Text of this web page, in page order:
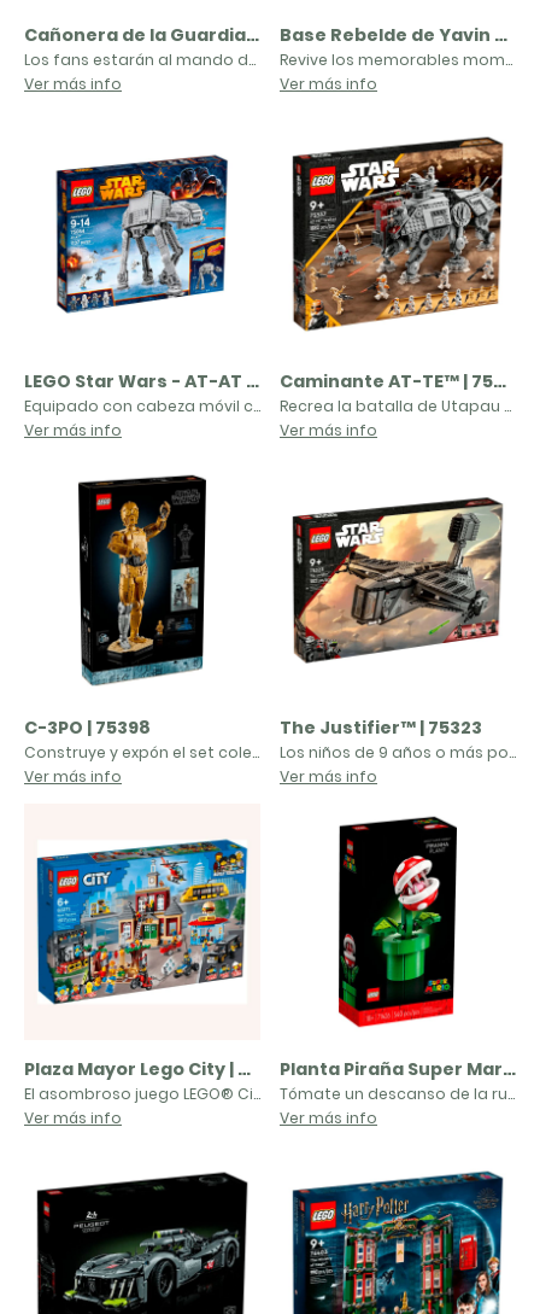
Cañonera de la Guardia de Coruscant | 75354
Los fans estarán al mando de sus propias misiones inspiradas en Star Wars: Las Guerras Clon con la Cañonera de la Guardia de Coruscant LEGO® (75354). Cuenta con 2 cabinas de pilotaje, 2 cañones que disparan, 2 cañones ajustables y un mango para hacerla volar. La escotilla trasera y el panel deslizante proporcionan fácil acceso a la cabina, con espacio para los soldados. El set, un fantástico regalo Star Wars™ para niños y niñas a partir de 9 años, incluye también 5 minifiguras LEGO (entre ellasel Comandante Fox, el Canciller Palpatine y Padmé Amidala), además de 3 pistolas bláster y 2 blásteres.
Ver más info
Base Rebelde de Yavin 4 | 75365
Revive los memorables momentos de Star Wars: Una Nueva Esperanza con el set de construcción LEGO® Base Rebelde de Yavin 4 (75365) para mayores de 8 años. Incluye una detallada sala de mando, una sala de reuniones de los pilotos, un escenario para la ceremonia de entrega de medallas, 2 cañones giratorios que disparan, un árbol construible con una torre de vigilancia elevable, un Ala-Y con 2 cañones automáticos y un carro de mantenimiento. Da vida escenas clásicas con 12 personajes LEGO Star Wars™, entre ellos una minifigura LEGO de Garven Dreis (Jefe Rojo), novedad en agosto de 2023, y una figura LEGO del droide R2-BHD, además de armas y accesorios, como medallas para otorgárselas a Luke Skywalker y Han Solo.
Ver más info
LEGO Star Wars - AT-AT | 75054
Equipado con cabeza móvil con cabina para dos pilotos, dos cañones automáticos, trampilla accionada por interruptor y patas articuladas.Incluye 5 minifiguras con diferentes armas y un accesorio: piloto del AT-AT, General Veers, un comandante Snowtrooper y 2 Snowtroopers
Ver más info
Caminante AT-TE™ | 75337
Recrea la batalla de Utapau con el fantástico Caminante AT-TE LEGO® Star Wars™ (75337). Una idea de regalo genial para fans de Star Wars: La Venganza de los Sith de 9 años o más, este juguete de construcción cuenta con patas articuladas, un cañón bláster pesado elevable con rotación de 360 grados y 2 cañones que disparan, una cabina desmontable para una minifigura y 2 detalladas cabinas con espacio para 7 minifiguras LEGO en total. Las cabinas se abren para facilitar el juego y el mango extensible del AT-TE permite levantarlo y moverlo sin dificultad.Acción de combateEl set incluye 5 minifiguras LEGO (el Comandante Cody, un artillero clon del 212 y 3 soldados clon del 212) para enfrentarlas a 3 figuras LEGO de droides de combate y un droide araña enano construible, además de varias armas.
Ver más info
C-3PO | 75398
Construye y expón el set coleccionable LEGO® Star Wars™ C-3PO, una figura del droide diseñada con elaborados detalles. Esta nostálgica idea de regalo para adultos y fans de la saga clásica de Star Wars ofrece un desafío creativo envolvente y gratificante. Recrea cada detalle del entrañable personaje de Star Wars y haz que adopte conocidas poses girándole la cabeza o moviéndole los brazos.Este set LEGO Star Wars para adultos contiene también una base con una placa de datos sobre C-3PO y espacio para la minifigura LEGO de C-3PO incluida, además de un ladrillo conmemorativo del 25 aniversario de LEGO Star Wars que completa la llamativa pieza de exposición.Expón tu decorativa creación junto a R2-D2™ LEGO Star Wars (set 75378, a la venta por separado) y reconfigura uno de los brazos de C-3PO para recrear la manera en que le da palmaditas en la cabeza a su viejo amigo.
Ver más info
The Justifier™ | 75323
Los niños de 9 años o más podrán recrear las épicas historias de Star Wars: La Remesa Mala con el set LEGO® The Justifier (75323), un magnífico modelo para construir de la nave estelar del cazarrecompensas Cad Bane. A los fans les encantará su diseño lleno de características de gran realismo, como un motor trasero que se pliega y despliega para volar y aterrizar, una detallada cabina, cañones automáticos en los extremos de las alas y una celda de reclusión “láser” para encerrar a Omega. Además, viene con 4 minifiguras LEGO Star Wars™ de Cad Bane, Omega, Fennec Shand y Hunter (con armas y accesorios geniales) y una figura LEGO del droide Todo 360 para estimular el juego imaginativo.
Ver más info
Plaza Mayor Lego City | 60271
El asombroso juego LEGO® City Plaza Mayor (60271) transporta a los peques directamente a la serie para televisión LEGO® City Adventures. Hay un ayuntamiento, una plaza, un escenario de conciertos, un clásico restaurante, una estación de tranvías y, además, geniales vehículos de juguete, como la larga limusina del alcalde Fleck, la moto de Snake Rattler y el triciclo de mantenimiento de Harl Hubbs. Suma a esto 14 minifiguras, entre ellas un fantástico elenco de personajes LEGO City de la tele, ytodo estará listo para jugar sin límites.Un juego para niños inspirado en el centro de una ciudadEl juego LEGO City Plaza Mayor viene con una guía de construcción fácil de seguir y la experiencia Instructions PLUS, parte de la app gratuita Instrucciones de Montaje LEGO para smartphones y tabletas. Esta guía de construcción interactiva, con herramientas de acercamiento, giro y visualización, ayudará a convertir rápidamente a los jóvenes constructores LEGO en auténticos maestros constructores.
Ver más info
Planta Piraña Super Mario | 71426
Tómate un descanso de la rutina para sumergirte en un original desafío: la construcción de la figura articulada LEGO® Super Mario™ Planta Piraña (71426). Recrea las inconfundibles características de una Planta Piraña y coloca su cabeza, boca, tallo y hojas en distintas posiciones. “Plantada” en la tubería construible, forma una divertida pieza de exposición para tu hogar u oficina. (Nota: Modelo sin funciones de juego digitales).Un regalo para fansDate el gusto de tener este personaje LEGO Super Mario o regálaselo en un cumpleaños o una fiesta a un fan adulto de Super Mario™. Las instrucciones, disponibles en la caja y en la app LEGO Builder, permitirán relajarse y disfrutar de cada momento del proceso creativo incluso a los recién llegados al mundo de la construcción con LEGO. El set incluye también 2 elementos que representan monedas.
Ver más info